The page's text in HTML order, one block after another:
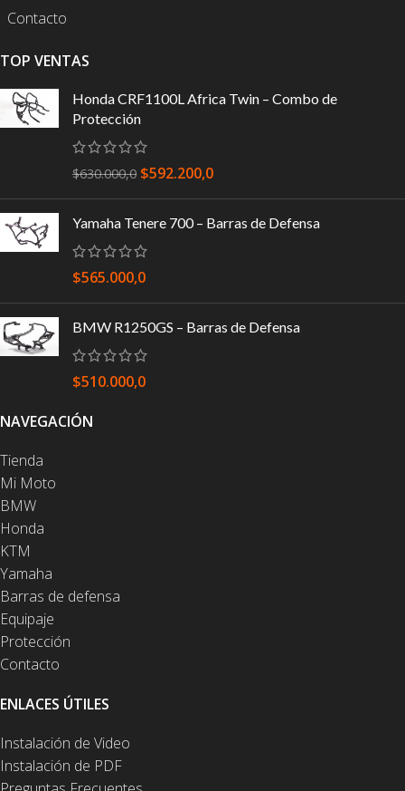
Contacto
TOP VENTAS
Honda CRF1100L Africa Twin – Combo de
Protección
$630.000,0 $592.200,0
Yamaha Tenere 700 – Barras de Defensa
$565.000,0
BMW R1250GS – Barras de Defensa
$510.000,0
NAVEGACIÓN
Tienda
Mi Moto
BMW
Honda
KTM
Yamaha
Barras de defensa
Equipaje
Protección
Contacto
ENLACES ÚTILES
Instalación de Video
Instalación de PDF